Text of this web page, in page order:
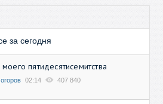
за сегодня
пятидесятисемитства
02:14 407 840